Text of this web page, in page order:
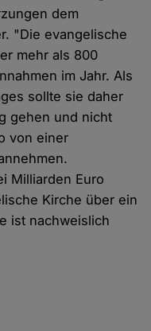
dem
"Die evangelische
mehr als 800
im Jahr. Als
sollte sie daher
gehen und nicht
von einer
Milliarden Euro
Kirche über ein
ist nachweislich